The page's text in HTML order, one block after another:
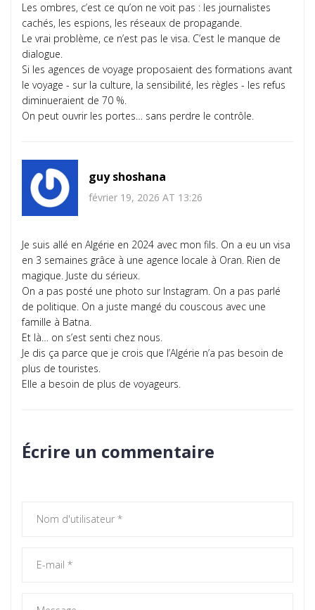
Les ombres, c’est ce qu’on ne voit pas : les journalistes
cachés, les espions, les réseaux de propagande.
Le vrai problème, ce n’est pas le visa. C’est le manque de
dialogue.
Si les agences de voyage proposaient des formations avant
le voyage - sur la culture, la sensibilité, les règles - les refus
diminueraient de 70 %.
On peut ouvrir les portes… sans perdre le contrôle.
guy shoshana
février 19, 2026 AT 13:26
Je suis allé en Algérie en 2024 avec mon fils. On a eu un visa
en 3 semaines grâce à une agence locale à Oran. Rien de
magique. Juste du sérieux.
On a pas posté une photo sur Instagram. On a pas parlé
de politique. On a juste mangé du couscous avec une
famille à Batna.
Et là… on s’est senti chez nous.
Je dis ça parce que je crois que l’Algérie n’a pas besoin de
plus de touristes.
Elle a besoin de plus de voyageurs.
Écrire un commentaire